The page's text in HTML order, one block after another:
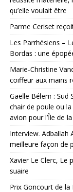
qu’elle voulait être
Parme Ceriset
Les Parrhésiens –
Bordas : une
Marie-Christine
coiffeur aux mains
Gaëlle Bélem : Sud
chair de poule ou
avion pour l’Île de
Interview. Adballah
meilleure façon de
Xavier Le Clerc, Le
suaire
Prix Goncourt de la